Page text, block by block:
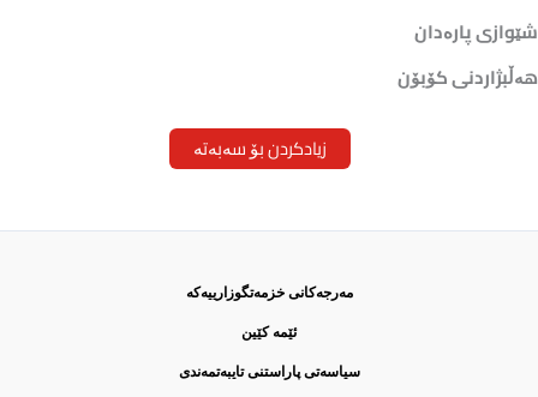
شێوازی پارەدان
هەڵبژاردنی كۆبۆن
زیادکردن بۆ سەبەتە
مەرجەكانی خزمەتگوزارییەكە
ئێمە كێین
سیاسەتی پاراستنی تایبەتمەندی